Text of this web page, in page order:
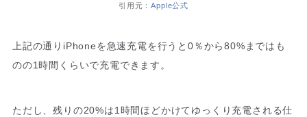
引用元：Apple公式
上記の通りiPhoneを急速充電を行うと0％から80%まではも
のの1時間くらいで充電できます。
ただし、残りの20%は1時間ほどかけてゆっくり充電される仕